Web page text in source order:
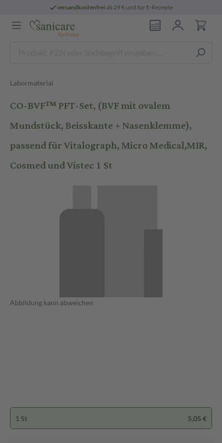
versandkostenfreiab 29 € und für E-Rezepte
Labormaterial
CO-BVF™ PFT-Set, (BVF mit ovalem
Mundstück, Beisskante + Nasenklemme),
passend für Vitalograph, Micro Medical,MIR,
Cosmed und Vistec 1 St
Abbildung kann abweichen
1 St 5,05 €